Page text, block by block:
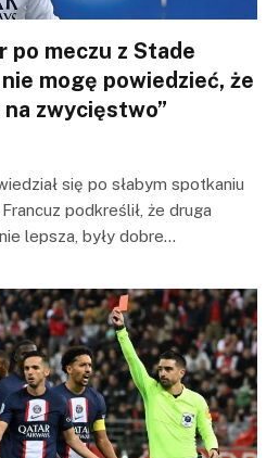
meczu z Stade
mogę powiedzieć, że
na zwycięstwo”
się po słabym spotkaniu
podkreślił, że druga
lepsza, były dobre…